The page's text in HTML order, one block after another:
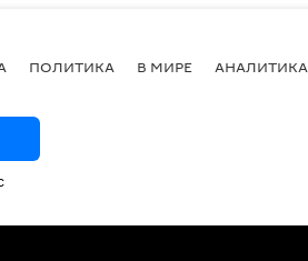
ПОЛИТИКА В МИРЕ АНАЛИТИКА